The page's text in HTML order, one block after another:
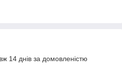
14 днів за домовленістю